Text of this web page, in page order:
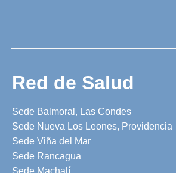
Red de Salud
Sede Balmoral, Las Condes
Sede Nueva Los Leones, Providencia
Sede Viña del Mar
Sede Rancagua
Sede Machalí